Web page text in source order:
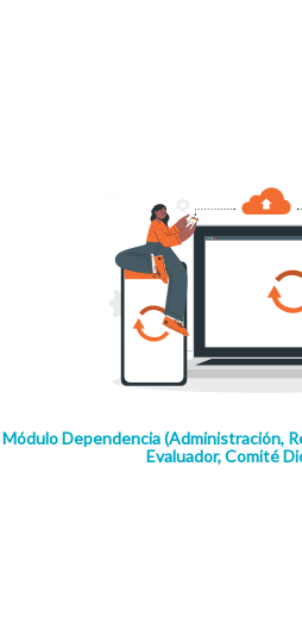
Módulo Dependencia (Administración,
Evaluador, Comité